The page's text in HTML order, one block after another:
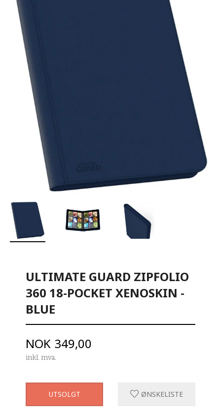
ULTIMATE GUARD ZIPFOLIO
360 18-POCKET XENOSKIN -
BLUE
Pris
NOK 349,00
inkl. mva.
UTSOLGT ØNSKELISTE